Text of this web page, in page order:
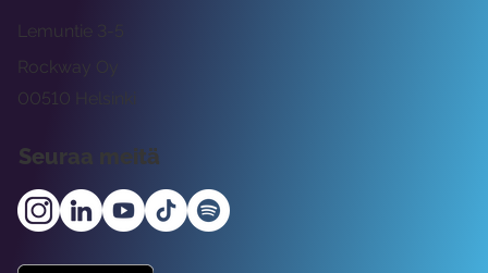
Rockway Oy
Lemuntie 3-5
00510 Helsinki
Seuraa meitä